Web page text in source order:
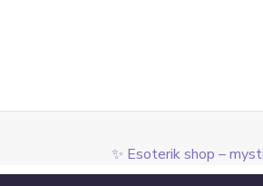
✨ Esoterik shop –